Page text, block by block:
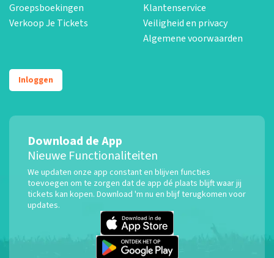
Groepsboekingen
Verkoop Je Tickets
Klantenservice
Veiligheid en privacy
Algemene voorwaarden
Inloggen
Download de App
Nieuwe Functionaliteiten
We updaten onze app constant en blijven functies
toevoegen om te zorgen dat de app dé plaats blijft waar jij
tickets kan kopen. Download 'm nu en blijf terugkomen voor
updates.